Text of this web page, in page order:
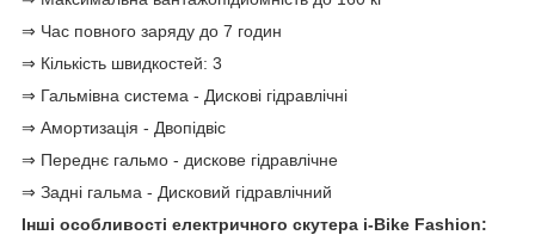
⇒ Час повного заряду до 7 годин
⇒ Кількість швидкостей: 3
⇒ Гальмівна система - Дискові гідравлічні
⇒ Амортизація - Двопідвіс
⇒ Переднє гальмо - дискове гідравлічне
⇒ Задні гальма - Дисковий гідравлічний
Інші особливості електричного скутера i-Bike Fashion: